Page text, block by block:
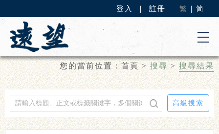
登入 註冊 繁 简
您的當前位置：首頁> 搜尋>搜尋結果
高級搜索